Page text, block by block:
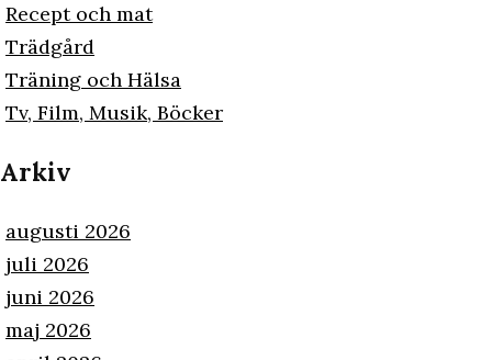
Recept och mat
Trädgård
Träning och Hälsa
Tv, Film, Musik, Böcker
Arkiv
augusti 2026
juli 2026
juni 2026
maj 2026